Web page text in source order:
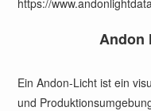
https://
Andon
Ein Andon-Licht ist ein
und